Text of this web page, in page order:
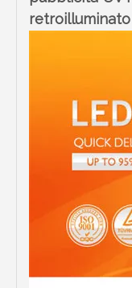
retroilluminato